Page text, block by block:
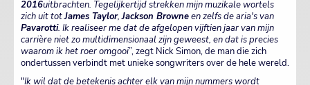
2016uitbrachten. Tegelijkertijd strekken mijn muzikale wortels
zich uit totJames Taylor,Jackson Browneen zelfs de aria's van
Pavarotti. Ik realiseer me dat de afgelopen vijftien jaar van mijn
carrière niet zo multidimensionaal zijn geweest, en dat is precies
waarom ik het roer omgooi”, zegt Nick Simon, de man die zich
ondertussen verbindt met unieke songwriters over de hele wereld.
"Ik wil dat de betekenis achter elk van mijn nummers wordt